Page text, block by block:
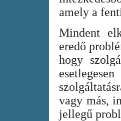
amely a
Mindent
eredő
hogy
vagy más,
jellegű